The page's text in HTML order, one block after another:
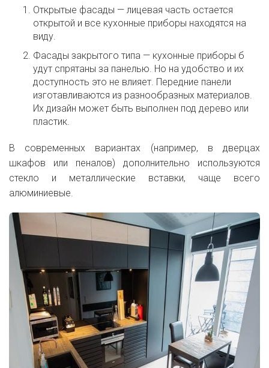
Открытые фасады — лицевая часть остается
открытой и все кухонные приборы находятся на
виду.
Фасады закрытого типа — кухонные приборы б
удут спрятаны за панелью. Но на удобство и их
доступность это не влияет. Передние панели
изготавливаются из разнообразных материалов.
Их дизайн может быть выполнен под дерево или
пластик.
В современных вариантах (например, в дверцах
шкафов или пеналов) дополнительно используются
стекло и металлические вставки, чаще всего
алюминиевые.